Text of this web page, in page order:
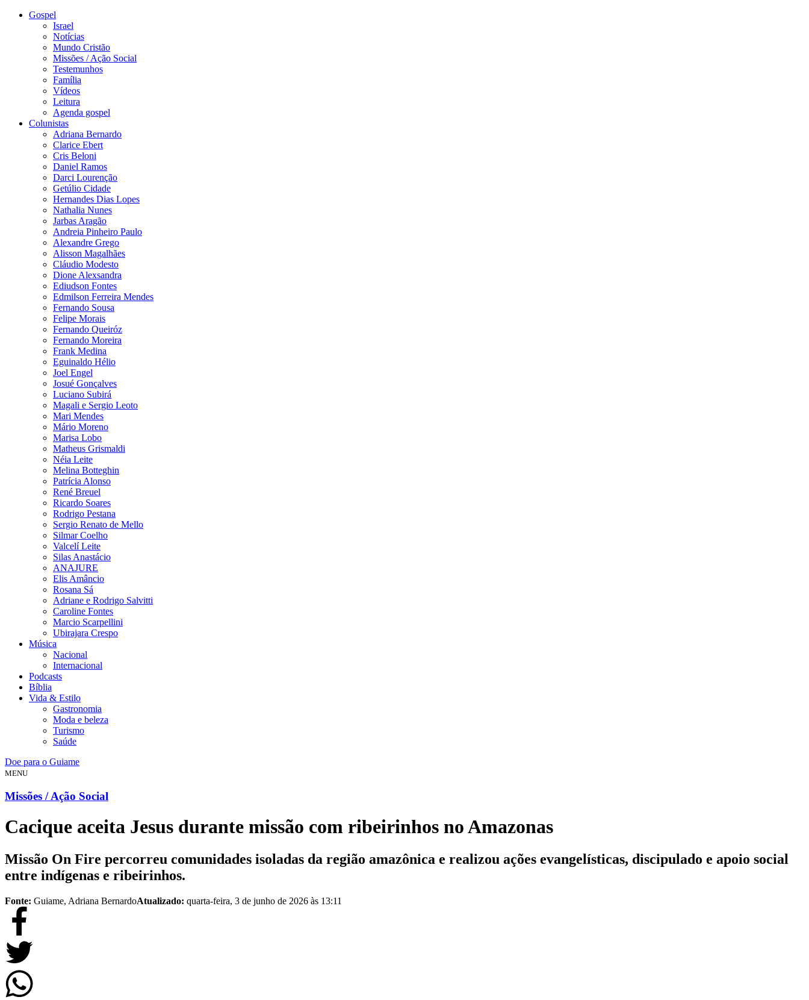
Gospel
Israel
Notícias
Mundo Cristão
Missões / Ação Social
Testemunhos
Família
Vídeos
Leitura
Agenda gospel
Colunistas
Adriana Bernardo
Clarice Ebert
Cris Beloni
Daniel Ramos
Darci Lourenção
Getúlio Cidade
Hernandes Dias Lopes
Nathalia Nunes
Jarbas Aragão
Andreia Pinheiro Paulo
Alexandre Grego
Alisson Magalhães
Cláudio Modesto
Dione Alexsandra
Ediudson Fontes
Edmilson Ferreira Mendes
Fernando Sousa
Felipe Morais
Fernando Queiróz
Fernando Moreira
Frank Medina
Eguinaldo Hélio
Joel Engel
Josué Gonçalves
Luciano Subirá
Magali e Sergio Leoto
Mari Mendes
Mário Moreno
Marisa Lobo
Matheus Grismaldi
Néia Leite
Melina Botteghin
Patrícia Alonso
René Breuel
Ricardo Soares
Rodrigo Pestana
Sergio Renato de Mello
Silmar Coelho
Valcelí Leite
Silas Anastácio
ANAJURE
Elis Amâncio
Rosana Sá
Adriane e Rodrigo Salvitti
Caroline Fontes
Marcio Scarpellini
Ubirajara Crespo
Música
Nacional
Internacional
Podcasts
Bíblia
Vida & Estilo
Gastronomia
Moda e beleza
Turismo
Saúde
Doe para o Guiame
MENU
Missões / Ação Social
Cacique aceita Jesus durante missão com ribeirinhos no Amazonas
Missão On Fire percorreu comunidades isoladas da região amazônica e realizou ações evangelísticas, discipulado e apoio social
entre indígenas e ribeirinhos.
Fonte: Guiame, Adriana BernardoAtualizado: quarta-feira, 3 de junho de 2026 às 13:11